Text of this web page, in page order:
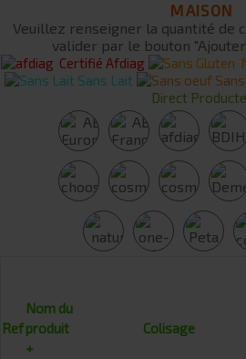
MAISON
Veuillez renseigner la quantité de
valider par le bouton
Certifié Afdiag
Sans Lait
Direct
Ref
Nom du
produit
+
Colisage